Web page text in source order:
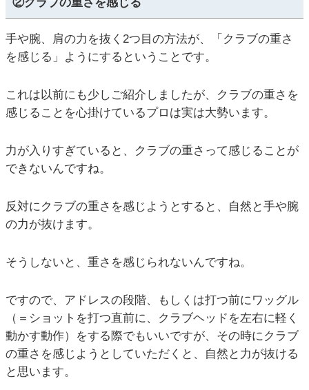
②クラブの重さを感じる
手や腕、肩の力を抜く2つ目の方法が、「クラブの重さ
を感じる」ようにするということです。
これは以前にも少しご紹介しましたが、クラブの重さを
感じることを心掛けているプロは実は大勢います。
力が入りすぎていると、クラブの重さって感じることが
できないんですね。
反対にクラブの重さを感じようとすると、自然と手や腕
の力が抜けます。
そうしないと、重さを感じられないんですね。
ですので、アドレスの段階、もしくは打つ前にワッグル
（＝ショットを打つ直前に、クラブヘッドを左右に軽く
動かす動作）をする際でもいいですが、その時にクラブ
の重さを感じようとしていただくと、自然と力が抜ける
と思います。